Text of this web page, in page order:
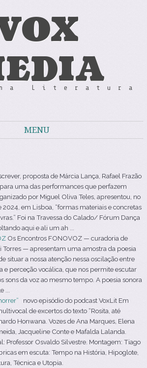
na Literatura
MENU
proposta de Márcia Lança, Rafael Frazão
uma das performances que perfazem
por Miguel Oliva Teles, apresentou, no
em Lisboa, “formas materiais e concretas
Foi na Travessa do Calado/ Fórum Dança
aqui e ali um ah ...
Os Encontros FONOVOZ — curadoria de
Torres — apresentam uma amostra da poesia
situar a nossa atenção nessa oscilação entre
e perceção vocálica, que nos permite escutar
sons da voz ao mesmo tempo. A poesia sonora
novo episódio do podcast VoxLit Em
de excertos do texto “Rosita, até
Honwana. Vozes de Ana Marques, Elena
Jacqueline Conte e Mafalda Lalanda.
Professor Osvaldo Silvestre. Montagem: Tiago
em escuta: Tempo na História, Hipoglote,
Técnica e Utopia.